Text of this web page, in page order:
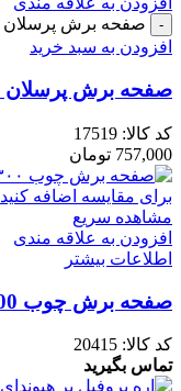
صفحه برش پرسلان 115 میلی متر یائوفنگ عدد
افزودن به سبد خرید
صفحه برش پرسلان 115 میلی متر یائوفنگ
کد کالا: 17519
757,000 تومان
برای مقایسه اضافه کنید
مشاهده سریع
افزودن به علاقه مندی
اطلاعات بیشتر
صفحه برش چوب 300 میلی متری فالکو
کد کالا: 20415
تماس بگیرید